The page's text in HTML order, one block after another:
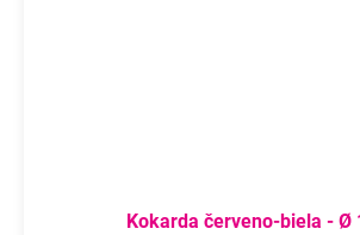
Kokarda červeno-biela - Ø